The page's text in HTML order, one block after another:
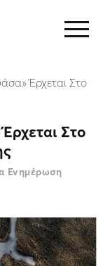
Έρχεται Στο
Στο
Ενημέρωση